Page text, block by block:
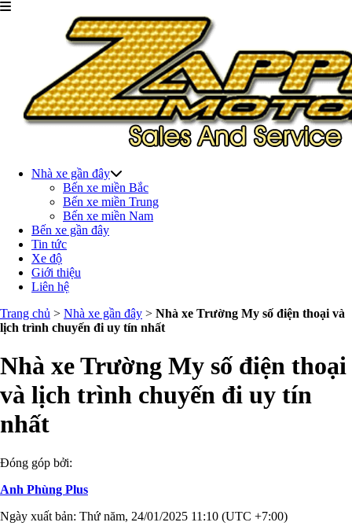
Nhà xe gần đây
Bến xe miền Bắc
Bến xe miền Trung
Bến xe miền Nam
Bến xe gần đây
Tin tức
Xe độ
Giới thiệu
Liên hệ
Trang chủ > Nhà xe gần đây > Nhà xe Trường My số điện thoại và
lịch trình chuyến đi uy tín nhất
Nhà xe Trường My số điện thoại
và lịch trình chuyến đi uy tín
nhất
Đóng góp bởi:
Anh Phùng Plus
Ngày xuất bản: Thứ năm, 24/01/2025 11:10 (UTC +7:00)